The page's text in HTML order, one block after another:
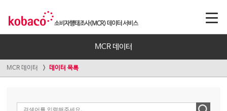
MCR 데이터
MCR 데이터 데이터 목록